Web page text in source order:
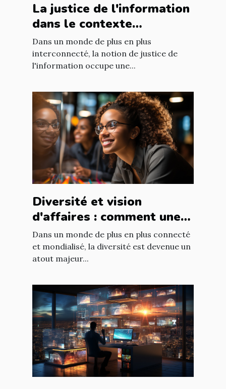
La justice de l'information
dans le contexte
international : enjeux et
défis
Dans un monde de plus en plus
interconnecté, la notion de justice de
l'information occupe une...
Diversité et vision
d'affaires : comment une
équipe diversifiée peut
stimuler l'innovation
Dans un monde de plus en plus connecté
et mondialisé, la diversité est devenue un
atout majeur...